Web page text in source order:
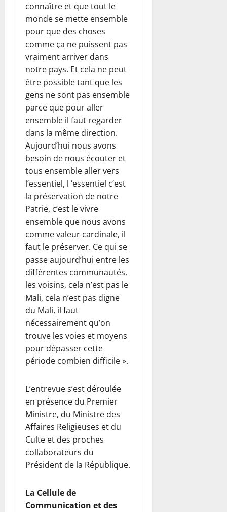
connaître et que tout le
monde se mette ensemble
pour que des choses
comme ça ne puissent pas
vraiment arriver dans
notre pays. Et cela ne peut
être possible tant que les
gens ne sont pas ensemble
parce que pour aller
ensemble il faut regarder
dans la même direction.
Aujourd’hui nous avons
besoin de nous écouter et
tous ensemble aller vers
l’essentiel, l ‘essentiel c’est
la préservation de notre
Patrie, c’est le vivre
ensemble que nous avons
comme valeur cardinale, il
faut le préserver. Ce qui se
passe aujourd’hui entre les
différentes communautés,
les voisins, cela n’est pas le
Mali, cela n’est pas digne
du Mali, il faut
nécessairement qu’on
trouve les voies et moyens
pour dépasser cette
période combien difficile ».
L’entrevue s’est déroulée
en présence du Premier
Ministre, du Ministre des
Affaires Religieuses et du
Culte et des proches
collaborateurs du
Président de la République.
La Cellule de
Communication et des